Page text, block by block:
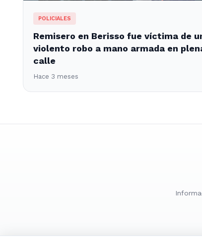
POLICIALES
Remisero en Berisso fue víctima de
violento robo a mano armada en
calle
Hace 3 meses